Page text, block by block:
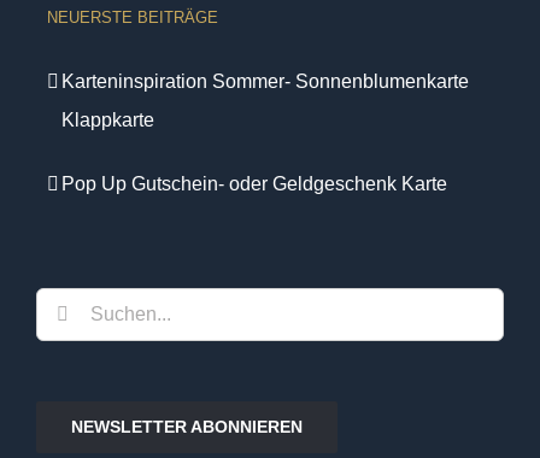
NEUERSTE BEITRÄGE
Karteninspiration Sommer- Sonnenblumenkarte
Klappkarte
Pop Up Gutschein- oder Geldgeschenk Karte
Suche
nach:
NEWSLETTER ABONNIEREN